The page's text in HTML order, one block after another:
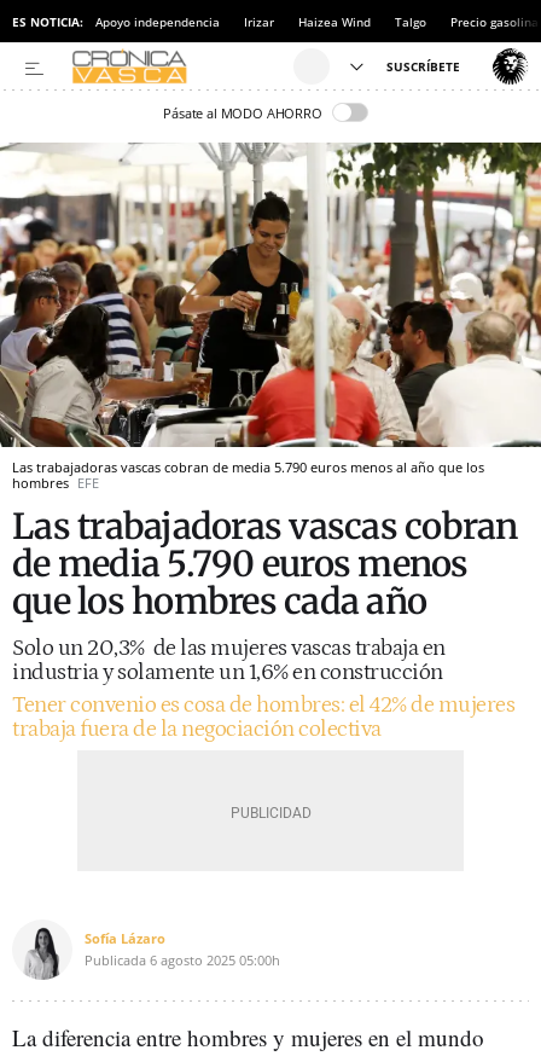
ES NOTICIA: Apoyo independencia Irizar Haizea Wind Talgo Precio gasolina
Pásate al MODO AHORRO
Las trabajadoras vascas cobran de media 5.790 euros menos al año que los
hombres EFE
Las trabajadoras vascas cobran
de media 5.790 euros menos
que los hombres cada año
Solo un 20,3% de las mujeres vascas trabaja en
industria y solamente un 1,6% en construcción
Tener convenio es cosa de hombres: el 42% de mujeres
trabaja fuera de la negociación colectiva
Sofía Lázaro
Publicada 6 agosto 2025 05:00h
La diferencia entre hombres y mujeres en el mundo